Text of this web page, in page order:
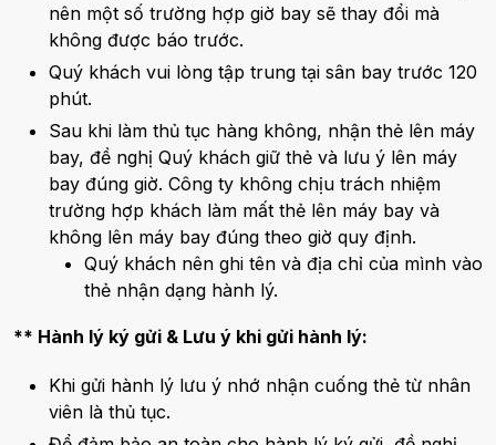
nên một số trường hợp giờ bay sẽ thay đổi mà
không được báo trước.
Quý khách vui lòng tập trung tại sân bay trước 120
phút.
Sau khi làm thủ tục hàng không, nhận thẻ lên máy
bay, đề nghị Quý khách giữ thẻ và lưu ý lên máy
bay đúng giờ. Công ty không chịu trách nhiệm
trường hợp khách làm mất thẻ lên máy bay và
không lên máy bay đúng theo giờ quy định.
Quý khách nên ghi tên và địa chỉ của mình vào
thẻ nhận dạng hành lý.
** Hành lý ký gửi & Lưu ý khi gửi hành lý:
Khi gửi hành lý lưu ý nhớ nhận cuống thẻ từ nhân
viên là thủ tục.